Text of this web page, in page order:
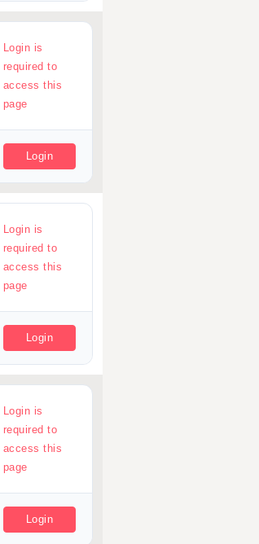
Login is
required to
access this
page
Login
Login is
required to
access this
page
Login
Login is
required to
access this
page
Login